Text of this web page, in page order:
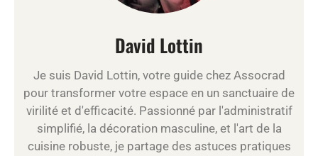
David Lottin
Je suis David Lottin, votre guide chez Assocrad
pour transformer votre espace en un sanctuaire de
virilité et d'efficacité. Passionné par l'administratif
simplifié, la décoration masculine, et l'art de la
cuisine robuste, je partage des astuces pratiques